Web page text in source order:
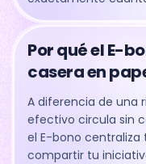
Por qué el E-
casera en
A diferencia de una
efectivo circula sin
el E-bono centraliza
compartir tu